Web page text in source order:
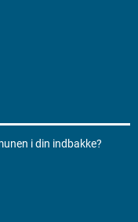
i din indbakke?